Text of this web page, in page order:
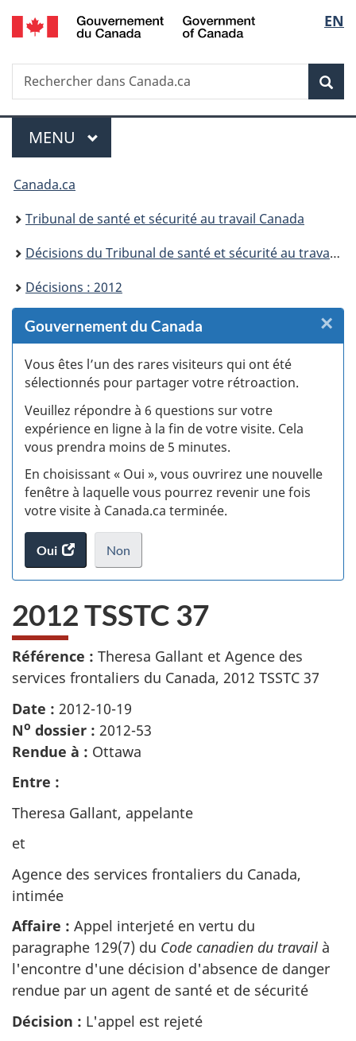
Passer
au
des
Passer
au
principal
Passer
à
Au
du
Passer
à
version
simplifiée
de
la
EN
Recherche
Rechercher
dans
Menu
MENU PRINCIPAL
Vous
êtes
ici :
Canada.ca
Tribunal de santé et sécurité au travail Canada
Décisions du Tribunal de santé et sécurité au travail Canada
Décisions : 2012
Gouvernement du Canada
Vous êtes l’un des rares visiteurs qui ont été
sélectionnés pour partager votre rétroaction.
Veuillez répondre à 6 questions sur votre
expérience en ligne à la fin de votre visite. Cela
vous prendra moins de 5 minutes.
En choisissant « Oui », vous ouvrirez une nouvelle
fenêtre à laquelle vous pourrez revenir une fois
votre visite à Canada.ca terminée.
Oui
accéder
au
Non
je
veux
pas
au
sondage
site
web,
.
×
2012 TSSTC 37
Référence : Theresa Gallant et Agence des
services frontaliers du Canada, 2012 TSSTC 37
Date : 2012-10-19
No dossier : 2012-53
Rendue à : Ottawa
Entre :
Theresa Gallant, appelante
et
Agence des services frontaliers du Canada,
intimée
Affaire : Appel interjeté en vertu du
paragraphe 129(7) du Code canadien du travail à
l'encontre d'une décision d'absence de danger
rendue par un agent de santé et de sécurité
Décision : L'appel est rejeté